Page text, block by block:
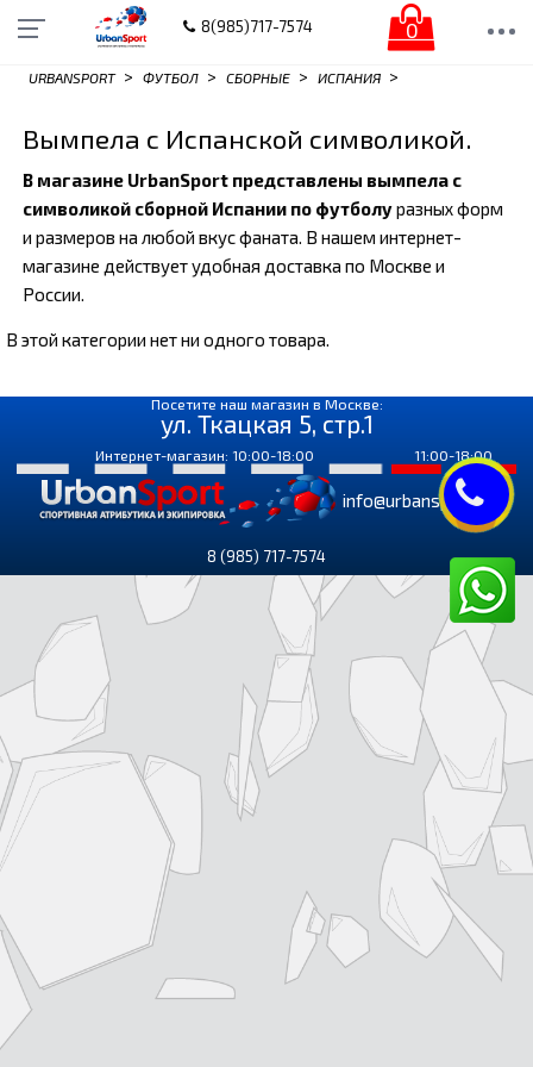
8(985)717-7574 0
URBANSPORT > ФУТБОЛ > СБОРНЫЕ > ИСПАНИЯ >
Вымпела с Испанской символикой.
В магазине UrbanSport представлены вымпела с
символикой сборной Испании по футболуразных форм
и размеров на любой вкус фаната. В нашем интернет-
магазине действует удобная доставка по Москве и
России.
В этой категории нет ни одного товара.
Посетите наш магазин в Москве:
ул. Ткацкая 5, стр.1
Интернет-магазин: 10:00-18:00 11:00-18:00
info@urbansport.ru
8 (985) 717-7574